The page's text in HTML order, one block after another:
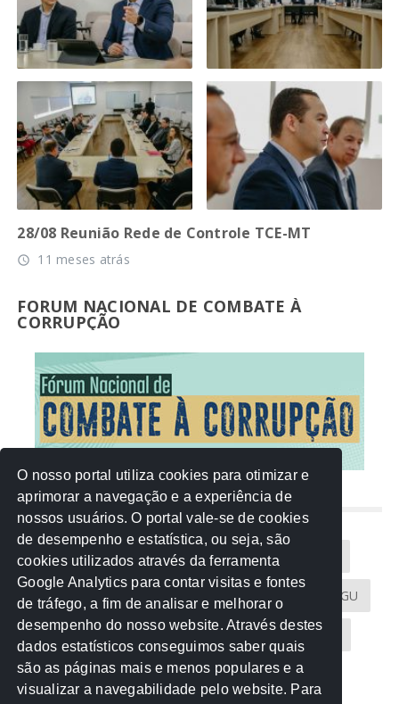
28/08 Reunião Rede de Controle TCE-MT
access_time 11 meses atrás
FORUM NACIONAL DE COMBATE À
CORRUPÇÃO
NUVEM DE TAGS
Acontece na Rede AGU AMM
Atricon Audicom CAU-MT CGU
CREA-MT Eventos MPC-MT MPE-MT
MPF Notícias PF PGE-MT PGR
O nosso portal utiliza cookies para otimizar e
aprimorar a navegação e a experiência de
nossos usuários. O portal vale-se de cookies
de desempenho e estatística, ou seja, são
cookies utilizados através da ferramenta
Google Analytics para contar visitas e fontes
de tráfego, a fim de analisar e melhorar o
desempenho do nosso website. Através destes
dados estatísticos conseguimos saber quais
são as páginas mais e menos populares e a
visualizar a navegabilidade pelo website. Para